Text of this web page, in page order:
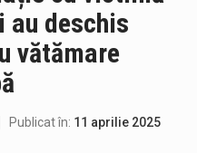
deschis
vătămare
Publicat în: 11 aprilie 2025